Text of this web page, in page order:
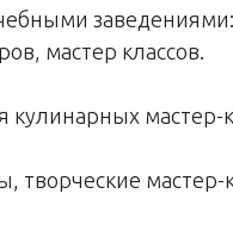
мастер классов.
кулинарных
творческие